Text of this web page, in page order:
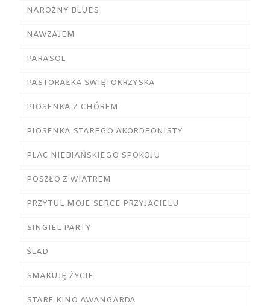
NAROŻNY BLUES
NAWZAJEM
PARASOL
PASTORAŁKA ŚWIĘTOKRZYSKA
PIOSENKA Z CHÓREM
PIOSENKA STAREGO AKORDEONISTY
PLAC NIEBIAŃSKIEGO SPOKOJU
POSZŁO Z WIATREM
PRZYTUL MOJE SERCE PRZYJACIELU
SINGIEL PARTY
ŚLAD
SMAKUJĘ ŻYCIE
STARE KINO AWANGARDA